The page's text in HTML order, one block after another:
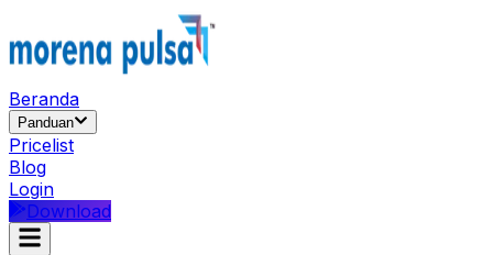
Beranda
Panduan
Pricelist
Blog
Login
Download